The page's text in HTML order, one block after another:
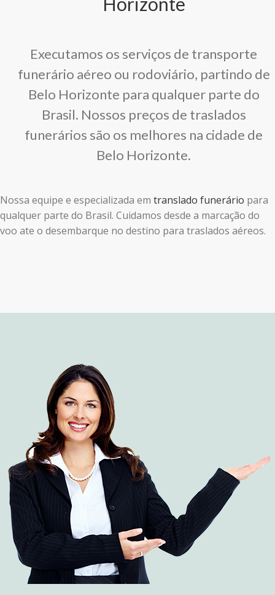
Executamos os serviços de transporte
funerário aéreo ou rodoviário, partindo de
Belo Horizonte para qualquer parte do
Brasil. Nossos preços de traslados
funerários são os melhores na cidade de
Belo Horizonte.
Nossa equipe e especializada em translado funerário para
qualquer parte do Brasil. Cuidamos desde a marcação do
voo ate o desembarque no destino para traslados aéreos.